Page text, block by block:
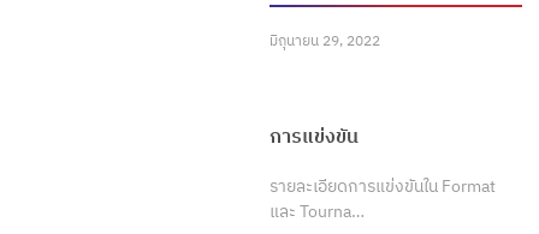
มิถุนายน 29, 2022
การแข่งขัน
รายละเอียดการแข่งขันใน Format
และ Tourna…